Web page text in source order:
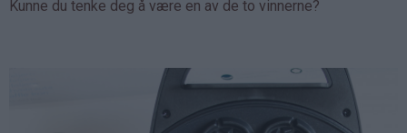
Kunne du tenke deg å være en av de to vinnerne?